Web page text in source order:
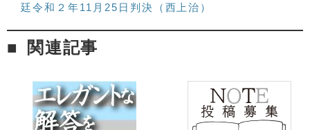
廷令和２年11月25日判決（西上治）
関連記事